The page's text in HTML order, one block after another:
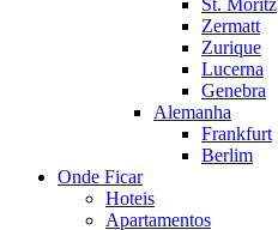
St. Moritz
Zermatt
Zurique
Lucerna
Genebra
Alemanha
Frankfurt
Berlim
Onde Ficar
Hoteis
Apartamentos